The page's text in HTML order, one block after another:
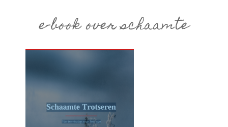
e-book over schaamte